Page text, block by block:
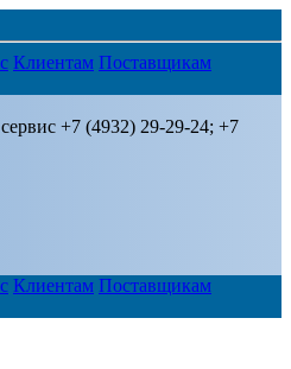
Клиентам Поставщикам
+7 (4932) 29-29-24; +7
Клиентам Поставщикам